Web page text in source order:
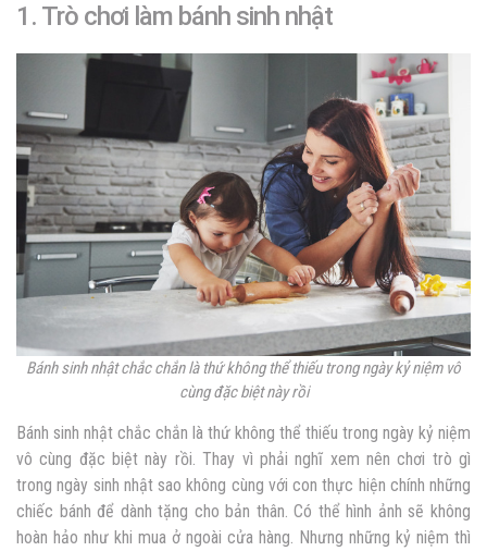
1. Trò chơi làm bánh sinh nhật
Bánh sinh nhật chắc chắn là thứ không thể thiếu trong ngày kỷ niệm vô
cùng đặc biệt này rồi
Bánh sinh nhật chắc chắn là thứ không thể thiếu trong ngày kỷ niệm
vô cùng đặc biệt này rồi. Thay vì phải nghĩ xem nên chơi trò gì
trong ngày sinh nhật sao không cùng với con thực hiện chính những
chiếc bánh để dành tặng cho bản thân. Có thể hình ảnh sẽ không
hoàn hảo như khi mua ở ngoài cửa hàng. Nhưng những kỷ niệm thì